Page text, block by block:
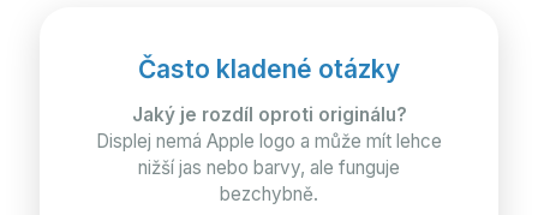
Často kladené otázky
Jaký je rozdíl oproti originálu?
Displej nemá Apple logo a může mít lehce
nižší jas nebo barvy, ale funguje
bezchybně.